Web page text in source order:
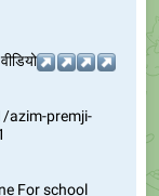
azim-premji-
For school
5.7K